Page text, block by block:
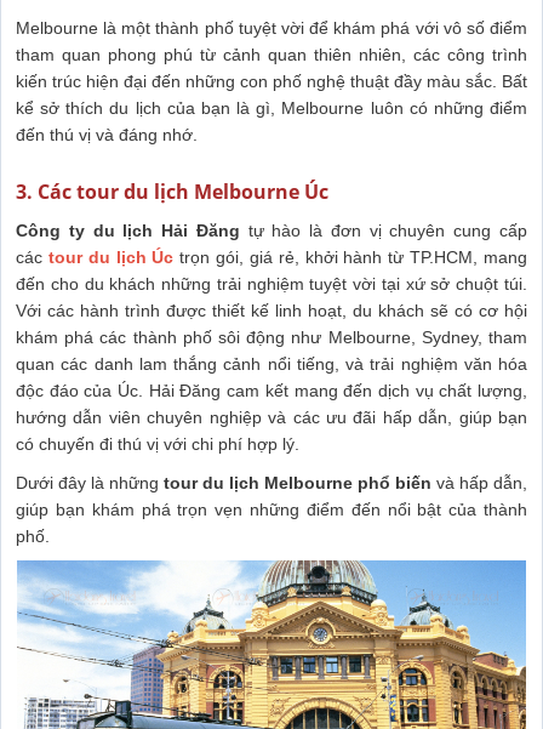
Melbourne là một thành phố tuyệt vời để khám phá với vô số điểm
tham quan phong phú từ cảnh quan thiên nhiên, các công trình
kiến trúc hiện đại đến những con phố nghệ thuật đầy màu sắc. Bất
kể sở thích du lịch của bạn là gì, Melbourne luôn có những điểm
đến thú vị và đáng nhớ.
3. Các tour du lịch Melbourne Úc
Công ty du lịch Hải Đăng tự hào là đơn vị chuyên cung cấp
các tour du lịch Úc trọn gói, giá rẻ, khởi hành từ TP.HCM, mang
đến cho du khách những trải nghiệm tuyệt vời tại xứ sở chuột túi.
Với các hành trình được thiết kế linh hoạt, du khách sẽ có cơ hội
khám phá các thành phố sôi động như Melbourne, Sydney, tham
quan các danh lam thắng cảnh nổi tiếng, và trải nghiệm văn hóa
độc đáo của Úc. Hải Đăng cam kết mang đến dịch vụ chất lượng,
hướng dẫn viên chuyên nghiệp và các ưu đãi hấp dẫn, giúp bạn
có chuyến đi thú vị với chi phí hợp lý.
Dưới đây là những tour du lịch Melbourne phổ biến và hấp dẫn,
giúp bạn khám phá trọn vẹn những điểm đến nổi bật của thành
phố.